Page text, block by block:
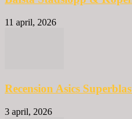
11 april, 2026
Recension Asics
3 april, 2026